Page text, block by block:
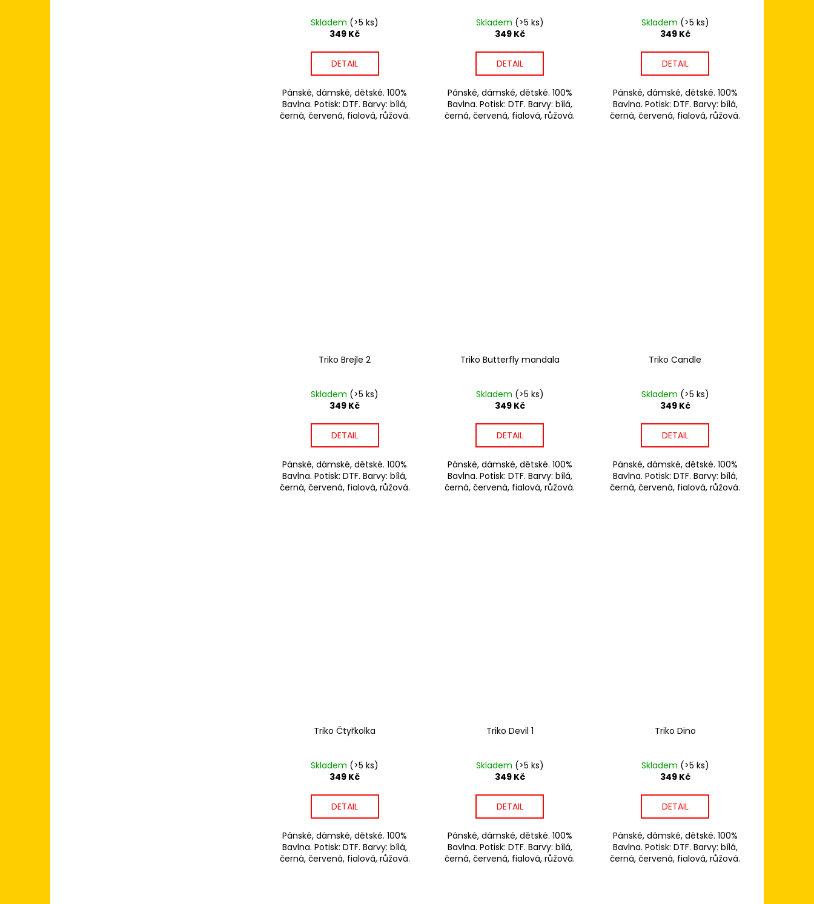
Skladem (>5 ks)
349 Kč
DETAIL
Pánské, dámské, dětské. 100%
Bavlna. Potisk: DTF. Barvy: bílá,
černá, červená, fialová, růžová.
Skladem (>5 ks)
349 Kč
DETAIL
Pánské, dámské, dětské. 100%
Bavlna. Potisk: DTF. Barvy: bílá,
černá, červená, fialová, růžová.
Skladem (>5 ks)
349 Kč
DETAIL
Pánské, dámské, dětské. 100%
Bavlna. Potisk: DTF. Barvy: bílá,
černá, červená, fialová, růžová.
Triko Brejle 2
Skladem (>5 ks)
349 Kč
DETAIL
Pánské, dámské, dětské. 100%
Bavlna. Potisk: DTF. Barvy: bílá,
černá, červená, fialová, růžová.
Triko Butterfly mandala
Skladem (>5 ks)
349 Kč
DETAIL
Pánské, dámské, dětské. 100%
Bavlna. Potisk: DTF. Barvy: bílá,
černá, červená, fialová, růžová.
Triko Candle
Skladem (>5 ks)
349 Kč
DETAIL
Pánské, dámské, dětské. 100%
Bavlna. Potisk: DTF. Barvy: bílá,
černá, červená, fialová, růžová.
Triko Čtyřkolka
Skladem (>5 ks)
349 Kč
DETAIL
Pánské, dámské, dětské. 100%
Bavlna. Potisk: DTF. Barvy: bílá,
černá, červená, fialová, růžová.
Triko Devil 1
Skladem (>5 ks)
349 Kč
DETAIL
Pánské, dámské, dětské. 100%
Bavlna. Potisk: DTF. Barvy: bílá,
černá, červená, fialová, růžová.
Triko Dino
Skladem (>5 ks)
349 Kč
DETAIL
Pánské, dámské, dětské. 100%
Bavlna. Potisk: DTF. Barvy: bílá,
černá, červená, fialová, růžová.